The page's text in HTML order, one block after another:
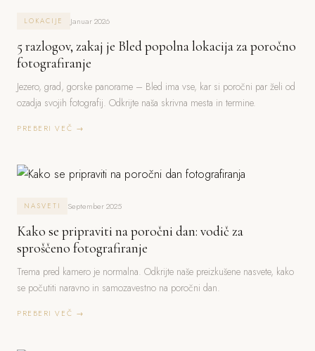
LOKACIJE Januar 2026
5 razlogov, zakaj je Bled popolna lokacija za poročno
fotografiranje
Jezero, grad, gorske panorame – Bled ima vse, kar si poročni par želi od
ozadja svojih fotografij. Odkrijte naša skrivna mesta in termine.
PREBERI VEČ →
NASVETI September 2025
Kako se pripraviti na poročni dan: vodič za
sproščeno fotografiranje
Trema pred kamero je normalna. Odkrijte naše preizkušene nasvete, kako
se počutiti naravno in samozavestno na poročni dan.
PREBERI VEČ →